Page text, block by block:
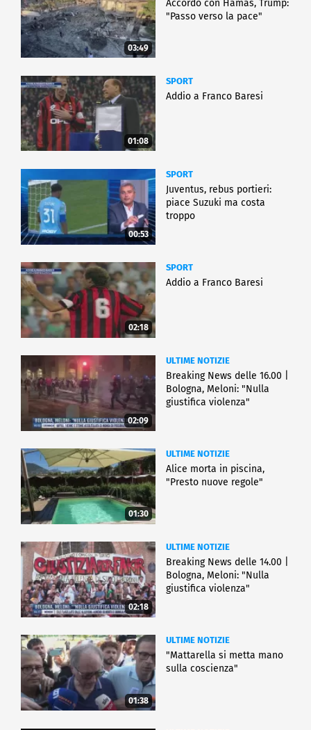
03:49
Accordo con Hamas, Trump:
"Passo verso la pace"
01:08
SPORT
Addio a Franco Baresi
00:53
SPORT
Juventus, rebus portieri:
piace Suzuki ma costa
troppo
02:18
SPORT
Addio a Franco Baresi
02:09
ULTIME NOTIZIE
Breaking News delle 16.00 |
Bologna, Meloni: "Nulla
giustifica violenza"
01:30
ULTIME NOTIZIE
Alice morta in piscina,
"Presto nuove regole"
02:18
ULTIME NOTIZIE
Breaking News delle 14.00 |
Bologna, Meloni: "Nulla
giustifica violenza"
01:38
ULTIME NOTIZIE
"Mattarella si metta mano
sulla coscienza"